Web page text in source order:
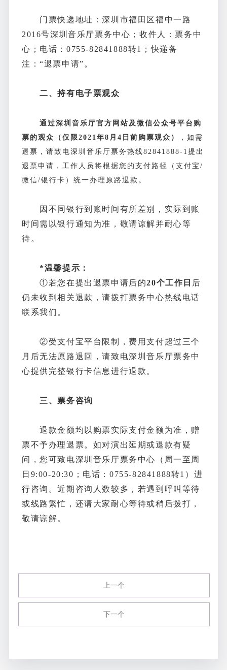
门票快递地址：深圳市福田区福中一路
2016号深圳音乐厅票务中心；收件人：票务中
心；电话：0755-82841888转1；快递备
注：“退票申请”。
二、持有电子票观众
通过深圳音乐厅官方网站及微信公众号平台购
票的观众（仅限2021年8月4日前购票观众）
，如需
退票，请致电深圳音乐厅票务热线82841888-1提出
退票申请，工作人员将根据您的支付路径（支付宝/
微信/银行卡）统一办理原路退款。
因不同银行到账时间有所差别，实际到账
时间需以银行通知为准，敬请谅解并耐心等
待。
*温馨提示：
①若您在提出退票申请后的20个工作日 后
仍未收到相关退款，请拨打票务中心热线电话
联系我们。
②受支付宝平台限制，费用支付超过三个
月后无法原路退回，请致电深圳音乐厅票务中
心提供完整银行卡信息进行退款。
三、票务咨询
退款金额均以购票实际支付金额为准，赠
票不予办理退票。如对演出延期或退款有疑
问，您可致电深圳音乐厅票务中心（周一至周
日9:00-20:30；电话：0755-82841888转1）进
行咨询。近期咨询人数较多，若遇到呼叫等待
或线路繁忙，还请大家耐心等待或稍后拨打，
敬请谅解。
上一个
下一个